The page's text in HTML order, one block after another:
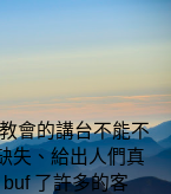
會的講台不能不
失、給出人們真
了許多的客